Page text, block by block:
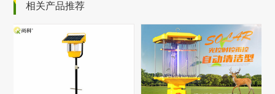
相关产品推荐